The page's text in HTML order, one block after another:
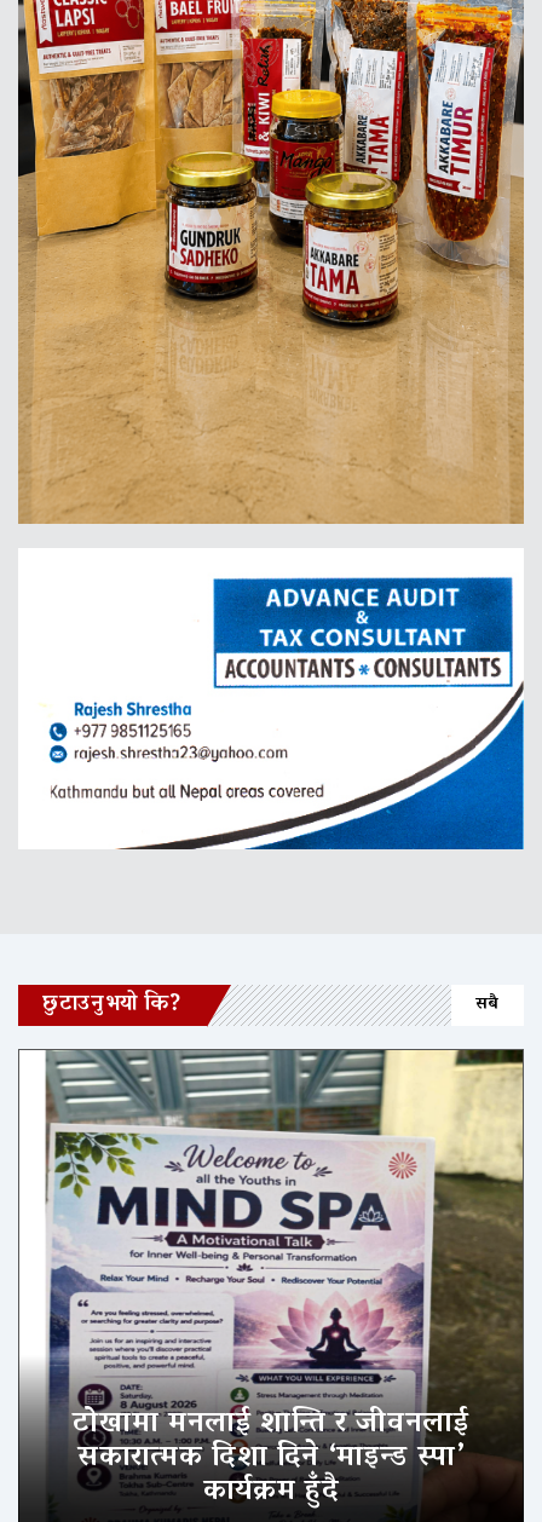
छुटाउनुभयो कि? सबै
टोखामा मनलाई शान्ति र जीवनलाई
सकारात्मक दिशा दिने ‘माइन्ड स्पा’
कार्यक्रम हुँदै